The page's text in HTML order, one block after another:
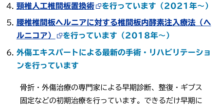
頸椎人工椎間板置換術 を行っています（2021年～）
腰椎椎間板ヘルニアに対する椎間板内酵素注入療法（ヘ
ルニコア）
を行っています（2018年～）
外傷エキスパートによる最新の手術・リハビリテーショ
ンを行っています
骨折・外傷治療の専門家による早期診断、整復・ギプス
固定などの初期治療を行っています。できるだけ早期に